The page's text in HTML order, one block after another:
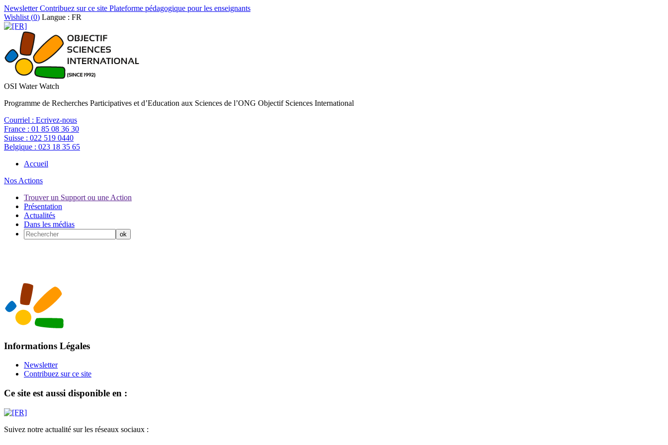
NewsletterContribuez sur ce site Plateforme pédagogique pour les enseignants
Wishlist (0) Langue : FR
OSI Water Watch
Programme de Recherches Participatives et d’Education aux Sciences de l’ONG Objectif Sciences International
Courriel : Ecrivez-nous
France : 01 85 08 36 30
Suisse : 022 519 0440
Belgique : 023 18 35 65
Accueil
Nos Actions
Trouver un Support ou une Action
Présentation
Actualités
Dans les médias
Informations Légales
Newsletter
Contribuez sur ce site
Ce site est aussi disponible en :
Suivez notre actualité sur les réseaux sociaux :